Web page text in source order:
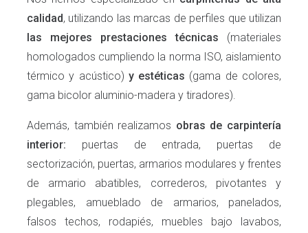
calidad, utilizando las marcas de perfiles que utilizan
las mejores prestaciones técnicas (materiales
homologados cumpliendo la norma ISO, aislamiento
térmico y acústico) y estéticas (gama de colores,
gama bicolor aluminio-madera y tiradores).
Además, también realizamos obras de carpintería
interior: puertas de entrada, puertas de
sectorización, puertas, armarios modulares y frentes
de armario abatibles, correderos, pivotantes y
plegables, amueblado de armarios, panelados,
falsos techos, rodapiés, muebles bajo lavabos,